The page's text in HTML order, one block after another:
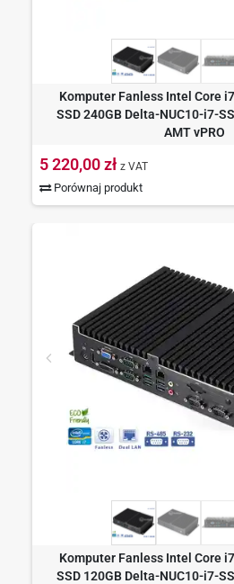
Komputer Fanless Intel Core
SSD 240GB Delta-NUC10-i7-
AMT vPRO
5 220,00 zł z VAT
Porównaj produkt
Komputer Fanless Intel Core
SSD 120GB Delta-NUC10-i7-